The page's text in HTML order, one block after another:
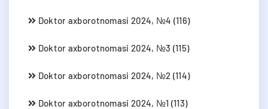
Doktor axborotnomasi 2024, №4 (116)
Doktor axborotnomasi 2024, №3 (115)
Doktor axborotnomasi 2024, №2 (114)
Doktor axborotnomasi 2024, №1 (113)